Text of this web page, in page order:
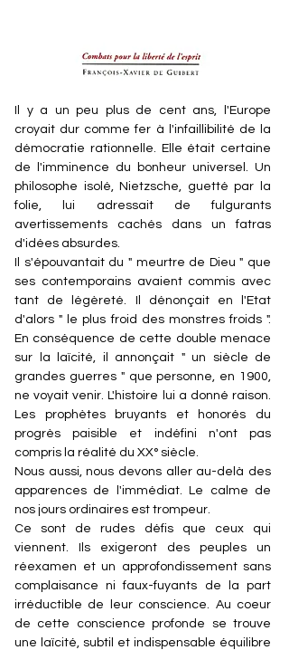
Il y a un peu plus de cent ans, l'Europe
croyait dur comme fer à l'infaillibilité de la
démocratie rationnelle. Elle était certaine
de l'imminence du bonheur universel. Un
philosophe isolé, Nietzsche, guetté par la
folie, lui adressait de fulgurants
avertissements cachés dans un fatras
d'idées absurdes.
Il s'épouvantait du " meurtre de Dieu " que
ses contemporains avaient commis avec
tant de légèreté. Il dénonçait en l'Etat
d'alors " le plus froid des monstres froids ".
En conséquence de cette double menace
sur la laïcité, il annonçait " un siècle de
grandes guerres " que personne, en 1900,
ne voyait venir. L'histoire lui a donné raison.
Les prophètes bruyants et honorés du
progrès paisible et indéfini n'ont pas
compris la réalité du XX° siècle.
Nous aussi, nous devons aller au-delà des
apparences de l'immédiat. Le calme de
nos jours ordinaires est trompeur.
Ce sont de rudes défis que ceux qui
viennent. Ils exigeront des peuples un
réexamen et un approfondissement sans
complaisance ni faux-fuyants de la part
irréductible de leur conscience. Au coeur
de cette conscience profonde se trouve
une laïcité, subtil et indispensable équilibre